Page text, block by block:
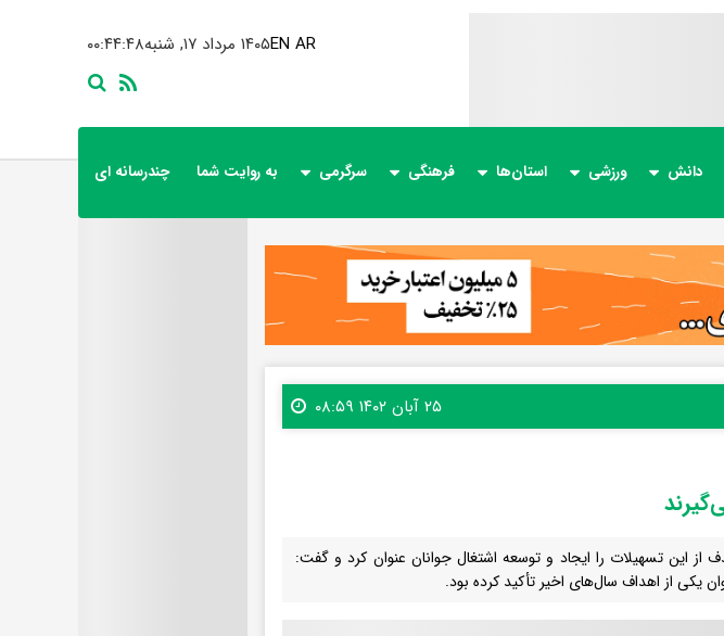
۰۰:۴۴:۴۹ ۱۴۰۵ مرداد ۱۷, شنبهEN AR
دانش ورزشی استان‌ها فرهنگی سرگرمی به روایت شما چندرسانه ای
۲۵ آبان ۱۴۰۲ ۰۸:۵۹
از این تسهیلات را ایجاد و توسعه اشتغال جوانان عنوان کرد و گفت:
یکی از اهداف سال‌های اخیر تأکید کرده بود.